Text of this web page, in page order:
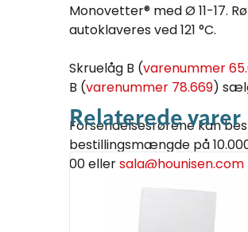
Monovetter® med Ø 11-17.
autoklaveres ved 121 °C.
Skruelåg B (varenummer
B (varenummer 78.669)
Forsendelsesrørene kan
bestillingsmængde på
00 ellersalg@hounisen.com
Relaterede varer